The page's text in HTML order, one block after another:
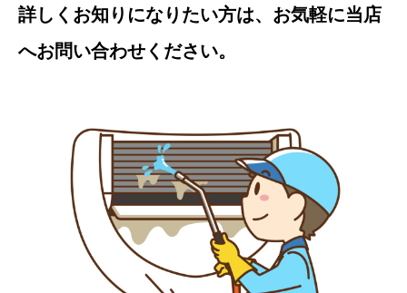
詳しくお知りになりたい方は、お気軽に当店
へお問い合わせください。